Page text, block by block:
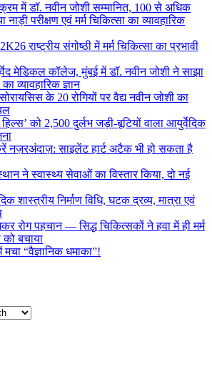
में डॉ. नवीन जोशी सम्मानित, 100 से अधिक
नाड़ी परीक्षण एवं मर्म चिकित्सा का व्यावहारिक
राष्ट्रीय संगोष्ठी में मर्म चिकित्सा का प्रभावी
मेडिकल कॉलेज, मुंबई में डॉ. नवीन जोशी ने साझा
व्यावहारिक ज्ञान
के 20 रोगियों पर वैद्य नवीन जोशी का
को 2,500 दुर्लभ जड़ी-बूटियों वाला आयुर्वेदिक
नज़रअंदाज़: साइलेंट हार्ट अटैक भी हो सकता है
ने स्वास्थ्य सेवाओं का विस्तार किया, दो नई
शास्त्रीय निर्माण विधि, घटक द्रव्य, मात्रा एवं
रोग पहचान — सिद्ध चिकित्सकों ने हवा में ही मर्म
को बचाया
“वैज्ञानिक धमाका”!